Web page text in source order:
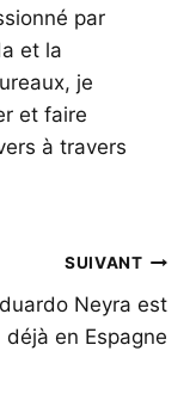
par
et la
je
et faire
à travers
SUIVANT
Neyra est
déjà en Espagne